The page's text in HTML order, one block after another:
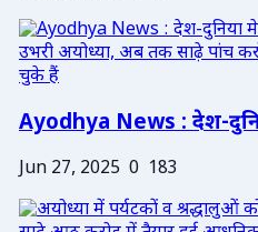
Ayodhya News : देश-
Jun 27, 2025 0 183